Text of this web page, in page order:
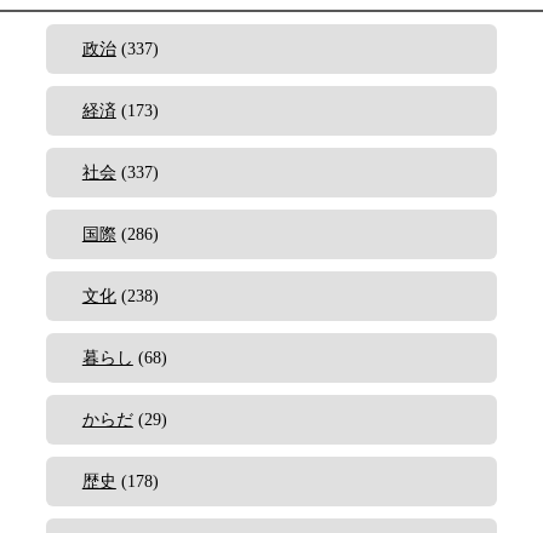
政治(337)
経済(173)
社会(337)
国際 (286)
文化(238)
暮らし (68)
からだ(29)
歴史 (178)